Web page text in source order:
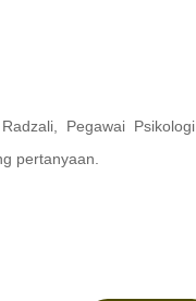
Pegawai Psikologi
pertanyaan.